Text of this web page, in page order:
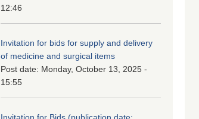
12:46
Invitation for bids for supply and delivery
of medicine and surgical items
Post date: Monday, October 13, 2025 -
15:55
Invitation for Bids (publication date: